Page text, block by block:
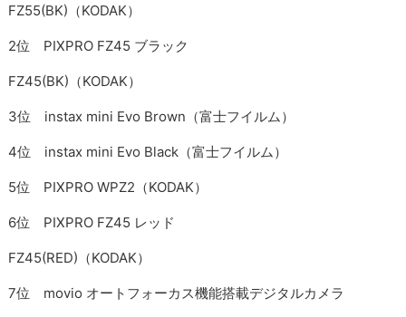
FZ55(BK)（KODAK）
2位 PIXPRO FZ45 ブラック
FZ45(BK)（KODAK）
3位 instax mini Evo Brown（富士フイルム）
4位 instax mini Evo Black（富士フイルム）
5位 PIXPRO WPZ2（KODAK）
6位 PIXPRO FZ45 レッド
FZ45(RED)（KODAK）
7位 movio オートフォーカス機能搭載デジタルカメラ